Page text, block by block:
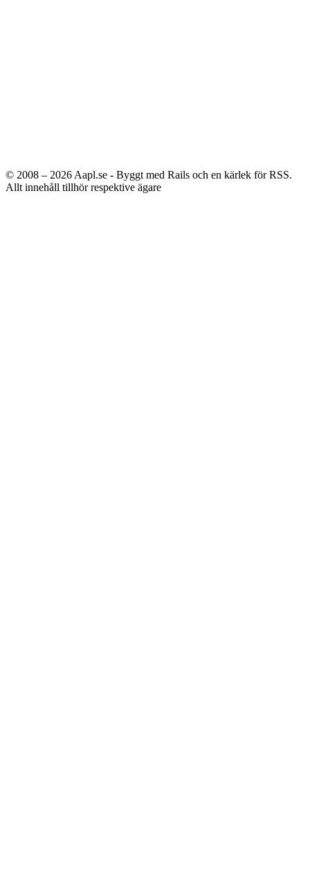
© 2008 – 2026 Aapl.se - Byggt med Rails och en kärlek för RSS.
Allt innehåll tillhör respektive ägare